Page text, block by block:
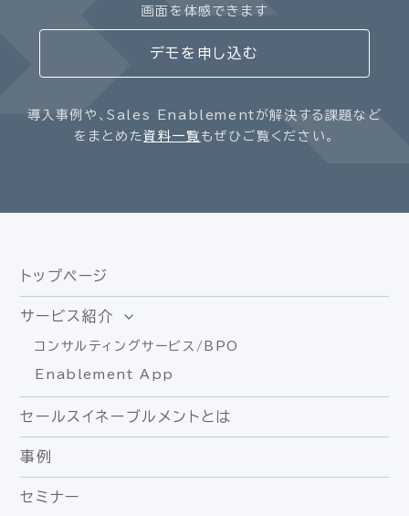
画面を体感できます
デモを申し込む
導入事例や、Sales Enablementが解決する課題など
をまとめた資料一覧 もぜひご覧ください。
トップページ
サービス紹介
コンサルティングサービス/BPO
Enablement App
セールスイネーブルメントとは
事例
セミナー